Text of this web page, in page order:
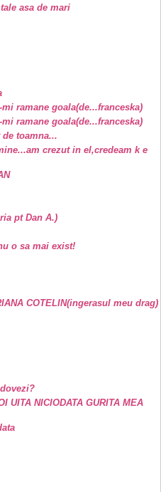
asa de mari
ramane goala(de...franceska)
ramane goala(de...franceska)
toamna...
crezut in el,credeam k e
pt Dan A.)
o sa mai exist!
COTELIN(ingerasul meu drag)
UITA NICIODATA GURITA MEA